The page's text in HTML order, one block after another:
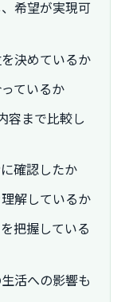
希望が実現可
決めているか
ているか
容まで比較し
確認したか
解しているか
把握している
活への影響も